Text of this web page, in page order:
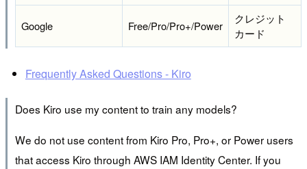
Google Free/Pro/Pro+/Power
クレジット
カード
Frequently Asked Questions - Kiro
Does Kiro use my content to train any models?
We do not use content from Kiro Pro, Pro+, or Power users
that access Kiro through AWS IAM Identity Center. If you